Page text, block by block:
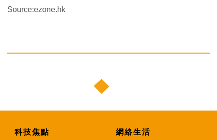
Source:ezone.hk
科技焦點 網絡生活